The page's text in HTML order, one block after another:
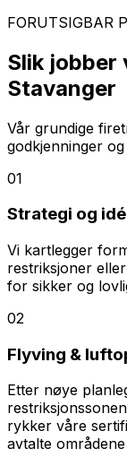
FORUTSIGBAR
Slik jobber
Stavanger
Vår grundige
godkjenninger
01
Strategi og idé
Vi kartlegger
restriksjoner
for sikker og
02
Flyving &
Etter nøye
rykker våre
avtalte